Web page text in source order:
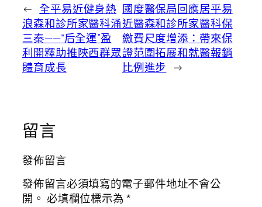
← 全平易近健身熱
浪森和診所家醫科涌
三秦——“后全運”盈
利開釋助推陜西群眾
體育成長
國度醫保局回應居平易
近醫森和診所家醫科保
繳費尺度增添：帶來保
證范圍拓展和就醫報銷
比例進步 →
留言
發佈留言
發佈留言必須填寫的電子郵件地址不會公
開。 必填欄位標示為*